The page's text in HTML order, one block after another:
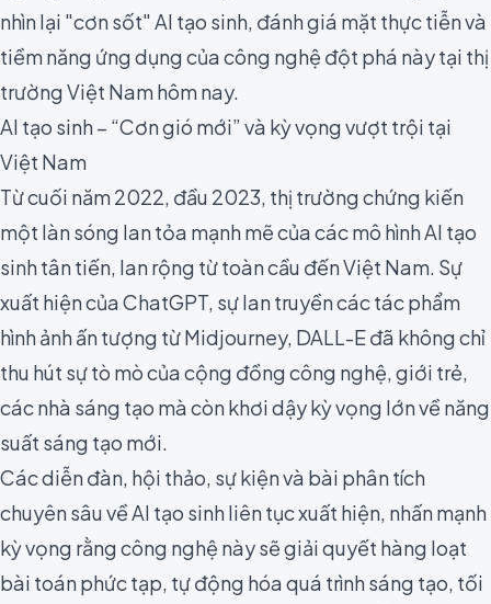
nhìn lại "cơn sốt" AI tạo sinh, đánh giá mặt thực tiễn và
tiềm năng ứng dụng của công nghệ đột phá này tại thị
trường Việt Nam hôm nay.
AI tạo sinh – “Cơn gió mới” và kỳ vọng vượt trội tại
Việt Nam
Từ cuối năm 2022, đầu 2023, thị trường chứng kiến
một làn sóng lan tỏa mạnh mẽ của các mô hình AI tạo
sinh tân tiến, lan rộng từ toàn cầu đến Việt Nam. Sự
xuất hiện của ChatGPT, sự lan truyền các tác phẩm
hình ảnh ấn tượng từ Midjourney, DALL-E đã không chỉ
thu hút sự tò mò của cộng đồng công nghệ, giới trẻ,
các nhà sáng tạo mà còn khơi dậy kỳ vọng lớn về năng
suất sáng tạo mới.
Các diễn đàn, hội thảo, sự kiện và bài phân tích
chuyên sâu về AI tạo sinh liên tục xuất hiện, nhấn mạnh
kỳ vọng rằng công nghệ này sẽ giải quyết hàng loạt
bài toán phức tạp, tự động hóa quá trình sáng tạo, tối